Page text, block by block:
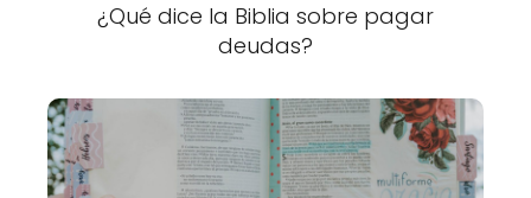
¿Qué dice la Biblia sobre pagar
deudas?